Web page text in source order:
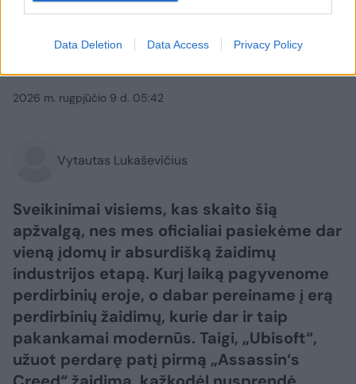
Data Deletion Data Access Privacy Policy
„Assassin's Creed Black Flag
Resynced“ apžvalga –
2026 m. rugpjūčio 9 d. 05:42
Vytautas Lukaševičius
Sveikinimai visiems, kas skaito šią
apžvalgą, nes mes oficialiai pasiekėme dar
vieną įdomų ir absurdišką žaidimų
industrijos etapą. Kurį laiką pagyvenome
perdirbinių eroje, o dabar pereiname į erą
perdirbinių žaidimų, kurie dar ir taip
pakankamai modernūs. Taigi, „Ubisoft“,
užuot perdarę patį pirmą „Assassin‘s